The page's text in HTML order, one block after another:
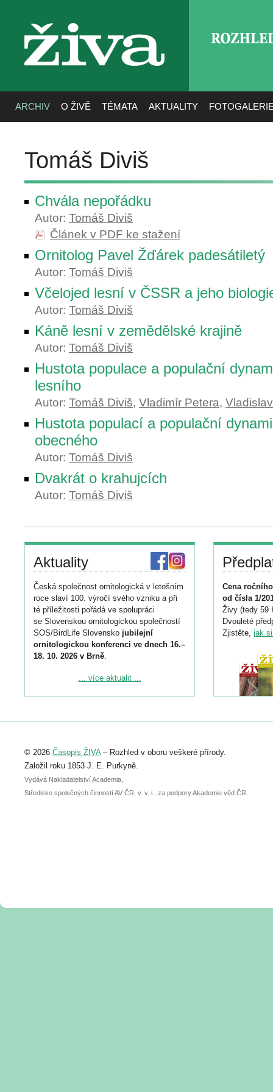
živa
ARCHIV O ŽIVĚ TÉMATA AKTUALITY
Tomáš Diviš
Chvála nepořádku
Autor: Tomáš Diviš
Článek v PDF ke stažení
Ornitolog Pavel Žďárek padesátiletý
Autor: Tomáš Diviš
Včelojed lesní v ČSSR a jeho
Autor: Tomáš Diviš
Káně lesní v zemědělské krajině
Autor: Tomáš Diviš
Hustota populace a populační
lesního
Autor: Tomáš Diviš, Vladimír Petera,
Hustota populací a populační
obecného
Autor: Tomáš Diviš
Dvakrát o krahujcích
Autor: Tomáš Diviš
Aktuality
Česká společnost ornitologická v letošním
roce slaví 100. výročí svého vzniku a při
té příležitosti pořádá ve spolupráci
se Slovenskou ornitologickou společností
SOS/BirdLife Slovensko jubilejní
ornitologickou konferenci ve dnech 16.–
18. 10. 2026 v Brně.
Podrobnější informace ke konferenci
Registrovat se můžete do 6. září.
abstraktu přihlášené přednášky nebo
posteru je už 30. června.
... více aktualit ...
Cena
od čísla 1/
Živy (tedy 59
Dvouleté
Zjistěte, jak
© 2026 Časopis ŽIVA– Rozhled v oboru veškeré přírody.
Založil roku 1853 J. E. Purkyně.
Vydává Nakladatelství Academia,
Středisko společných činností AV ČR, v. v. i., za podpory Akademie věd ČR.